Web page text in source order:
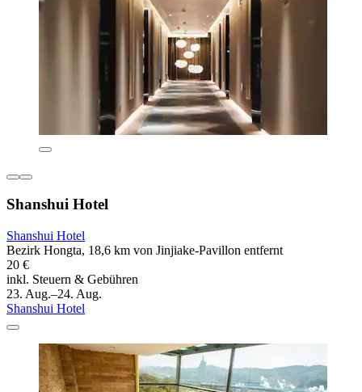
Shanshui Hotel
Shanshui Hotel
Bezirk Hongta, 18,6 km von Jinjiake-Pavillon entfernt
20 €
inkl. Steuern & Gebühren
23. Aug.–24. Aug.
Shanshui Hotel